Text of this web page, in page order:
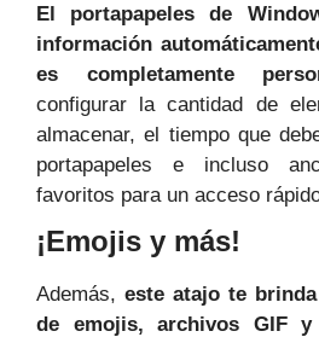
El portapapeles de
información
es completamente
configurar la cantidad de
almacenar, el tiempo que
portapapeles e incluso
favoritos para un acceso
¡Emojis y más!
Además, este atajo te
de emojis, archivos GIF y